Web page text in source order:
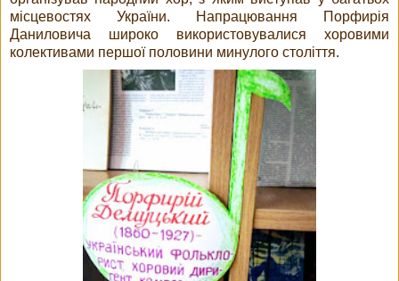
місцевостях України. Напрацювання Порфирія
Даниловича широко використовувалися хоровими
колективами першої половини минулого століття.